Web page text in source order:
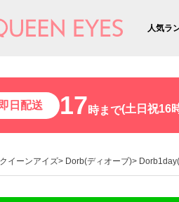
人気ラ
即日配送 17時まで(土日祝16
イーンアイズ Dorb(ディオーブ)